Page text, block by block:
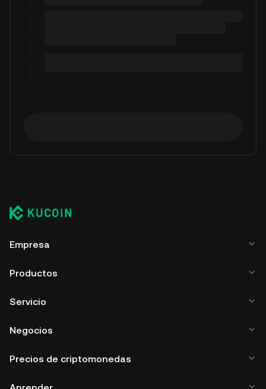
Empresa
Productos
Servicio
Negocios
Precios de criptomonedas